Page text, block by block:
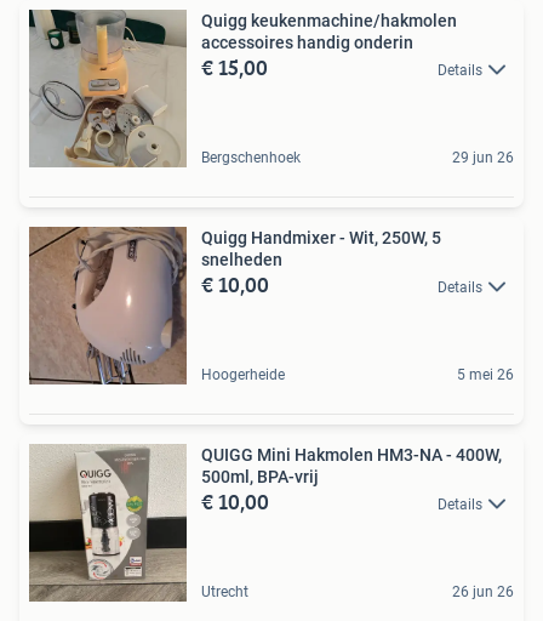
Quigg keukenmachine/hakmolen
accessoires handig onderin
€ 15,00 Details
Bergschenhoek 29 jun 26
Quigg Handmixer - Wit, 250W, 5
snelheden
€ 10,00 Details
Hoogerheide 5 mei 26
QUIGG Mini Hakmolen HM3-NA - 400W,
500ml, BPA-vrij
€ 10,00 Details
Utrecht 26 jun 26